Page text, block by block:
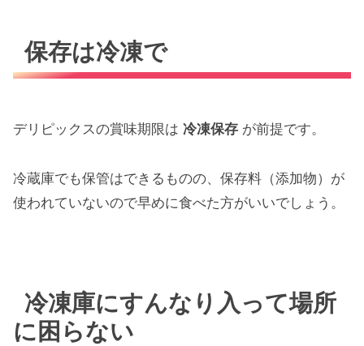
保存は冷凍で
デリピックスの賞味期限は 冷凍保存 が前提です。
冷蔵庫でも保管はできるものの、保存料（添加物）が
使われていないので早めに食べた方がいいでしょう。
冷凍庫にすんなり入って場所
に困らない